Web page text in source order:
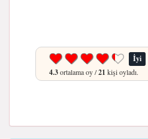
İyi
4.3ortalama oy /21 kişi oyladı.